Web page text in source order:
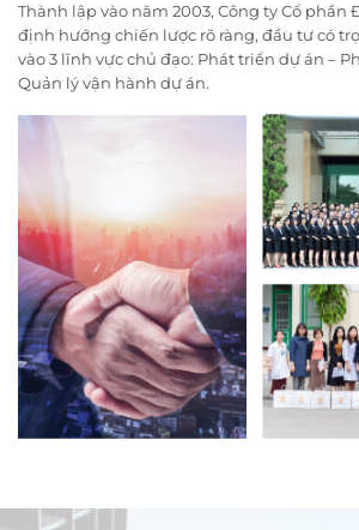
Thành lập vào năm 2003, Công ty Cổ phần
định hướng chiến lược rõ ràng, đầu tư có
vào 3 lĩnh vực chủ đạo: Phát triển dự án –
Quản lý vận hành dự án.